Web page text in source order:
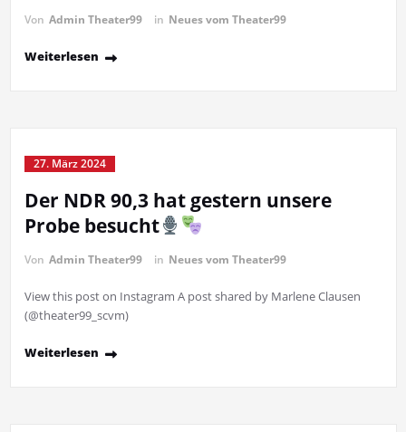
Von Admin Theater99 in Neues vom Theater99
Weiterlesen
27. März 2024
Der NDR 90,3 hat gestern unsere
Probe besucht
Von Admin Theater99 in Neues vom Theater99
View this post on Instagram A post shared by Marlene Clausen
(@theater99_scvm)
Weiterlesen